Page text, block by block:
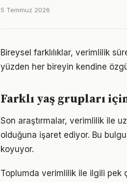
5 Temmuz 2026
Bireysel farklılıklar, verimlilik
yüzden her bireyin kendine
Farklı yaş grupları
Son araştırmalar, verimlilik ile
olduğuna işaret ediyor. Bu
koyuyor.
Toplumda verimlilik ile ilgili pek